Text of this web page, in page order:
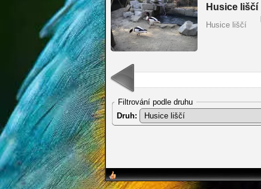
Husice liščí
Husice liščí
Filtrování podle druhu
Druh: